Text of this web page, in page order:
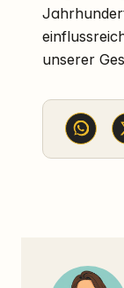
unserer